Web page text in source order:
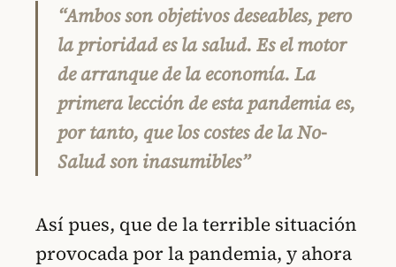
“Ambos son objetivos deseables, pero
la prioridad es la salud. Es el motor
de arranque de la economía. La
primera lección de esta pandemia es,
por tanto, que los costes de la No-
Salud son inasumibles”
Así pues, que de la terrible situación
provocada por la pandemia, y ahora